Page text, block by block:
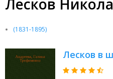
Лесков
(1831-1895)
Лесков в